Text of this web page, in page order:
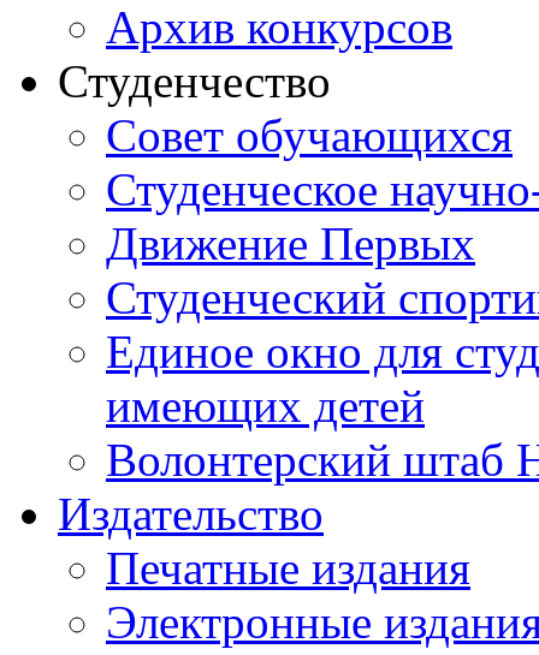
Архив конкурсов
Студенчество
Совет обучающихся
Студенческое
Движение Первых
Студенческий
Единое окно для
имеющих детей
Волонтерский штаб
Издательство
Печатные издания
Электронные